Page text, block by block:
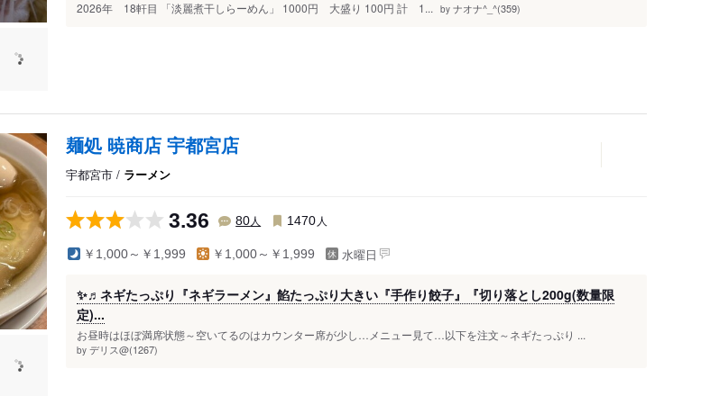
2026年 18軒目 「淡麗煮干しらーめん」 1000円 大盛り 100円 計 1... by ナオナ^_^(359)
麺処 暁商店 宇都宮店
宇都宮市 / ラーメン
3.36 80人 1470 人
￥1,000～￥1,999 ￥1,000～￥1,999 水曜日
✨♬ネギたっぷり『ネギラーメン』餡たっぷり大きい『手作り餃子』『切り落とし200g(数量限
定)...
お昼時はほぼ満席状態～空いてるのはカウンター席が少し…メニュー見て…以下を注文～ネギたっぷり ...
by デリス@(1267)